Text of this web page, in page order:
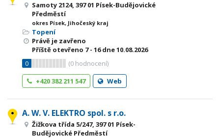
Samoty 2124, 397 01 Písek-Budějovické
Předměstí
okres Písek, Jihočeský kraj
Topení
Právě je zavřeno
Příště otevřeno 7 - 16dne 10.08.2026
0
(0 hodnocení)
+420 382 211 547
Web
A. W. V. ELEKTRO spol. s r.o.
Žižkova třída 5/247, 397 01 Písek-
Budějovické Předměstí